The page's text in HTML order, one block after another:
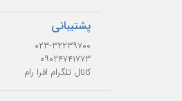
پشتیبانی
۰۲۳-۳۲۲۳۹۷۰۰
۰۹۰۲۴۷۴۱۷۷۳
کانال تلگرام افرا رام